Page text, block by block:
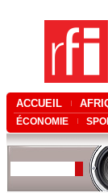
ACCUEIL
ÉCONOMIE